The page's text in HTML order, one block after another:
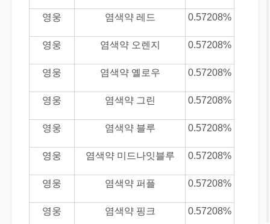
영웅 염색약 레드 0.57208%
영웅 염색약 오렌지 0.57208%
영웅 염색약 옐로우 0.57208%
영웅 염색약 그린 0.57208%
영웅 염색약 블루 0.57208%
영웅 염색약 미드나잇블루 0.57208%
영웅 염색약 퍼플 0.57208%
영웅 염색약 핑크 0.57208%